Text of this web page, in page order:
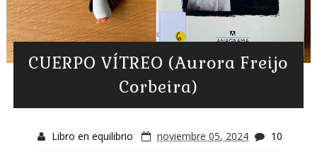
CUERPO VÍTREO (Aurora Freijo
Corbeira)
Libro en equilibrio noviembre 05, 2024 10